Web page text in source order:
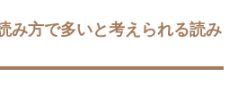
み方で多いと考えられる読み